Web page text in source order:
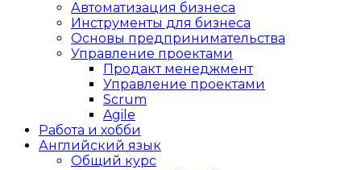
Автоматизация бизнеса
Инструменты для бизнеса
Основы предпринимательства
Управление проектами
Продакт менеджмент
Управление проектами
Scrum
Agile
Работа и хобби
Английский язык
Общий курс